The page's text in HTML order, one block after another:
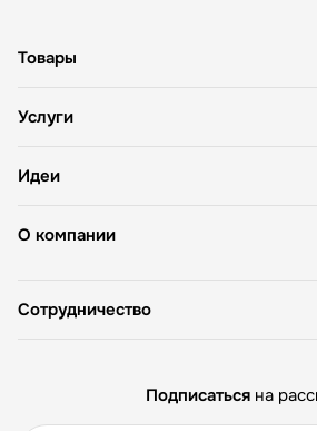
О компании
Товары
Услуги
Идеи
Сотрудничество
Подписаться на